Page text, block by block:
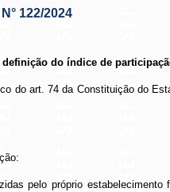
122/2024
do índice de
do art. 74 da Constituição do
pelo próprio